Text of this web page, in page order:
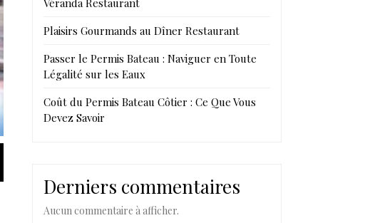
Plaisirs Gourmands au Dîner Restaurant
Passer le Permis Bateau : Naviguer en Toute
Légalité sur les Eaux
Coût du Permis Bateau Côtier : Ce Que Vous
Devez Savoir
Derniers commentaires
Aucun commentaire à afficher.